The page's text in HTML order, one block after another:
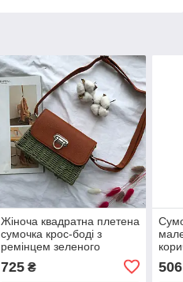
Жіноча квадратна плетена
сумочка крос-боді з
ремінцем зеленого
725₴ 506